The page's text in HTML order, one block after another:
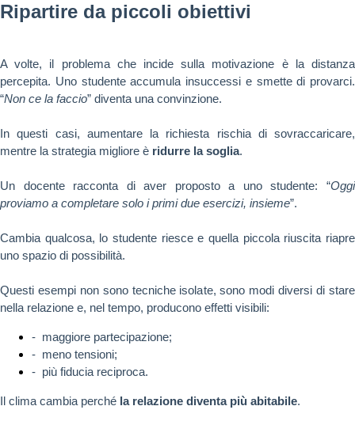
Ripartire da piccoli obiettivi
A volte, il problema che incide sulla motivazione è la distanza
percepita. Uno studente accumula insuccessi e smette di provarci.
“Non ce la faccio” diventa una convinzione.
In questi casi, aumentare la richiesta rischia di sovraccaricare,
mentre la strategia migliore è ridurre la soglia.
Un docente racconta di aver proposto a uno studente: “Oggi
proviamo a completare solo i primi due esercizi, insieme”.
Cambia qualcosa, lo studente riesce e quella piccola riuscita riapre
uno spazio di possibilità.
Questi esempi non sono tecniche isolate, sono modi diversi di stare
nella relazione e, nel tempo, producono effetti visibili:
- maggiore partecipazione;
- meno tensioni;
- più fiducia reciproca.
Il clima cambia perché la relazione diventa più abitabile.